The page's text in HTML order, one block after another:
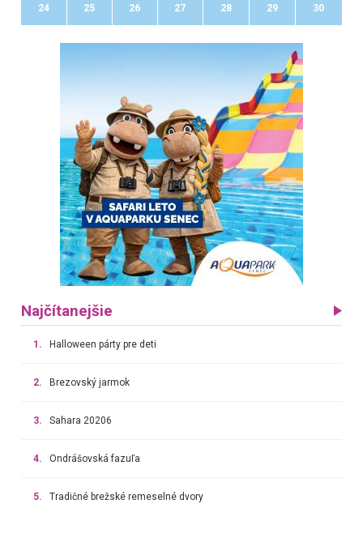
24 25 26 27 28 29 30
Najčítanejšie
1. Halloween párty pre deti
2. Brezovský jarmok
3. Sahara 20206
4. Ondrášovská fazuľa
5. Tradičné brežské remeselné dvory